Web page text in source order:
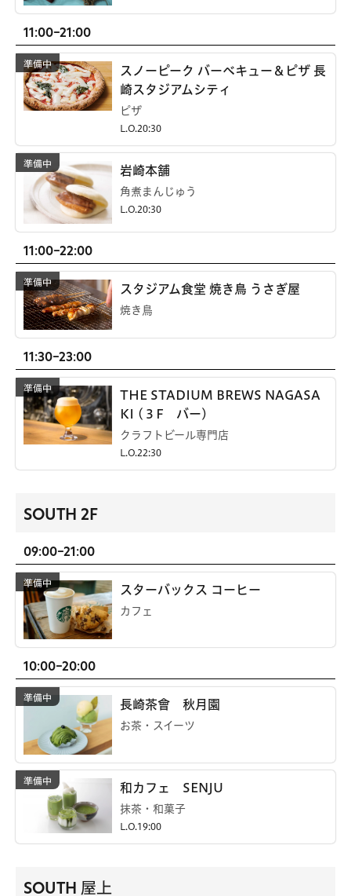
11:00-21:00
スノーピーク バーベキュー＆ピザ 長
崎スタジアムシティ
ピザ
L.O.20:30
岩崎本舗
角煮まんじゅう
L.O.20:30
11:00-22:00
スタジアム食堂 焼き鳥 うさぎ屋
焼き鳥
11:30-23:00
THE STADIUM BREWS NAGASA
KI (３F バー)
クラフトビール専門店
L.O.22:30
SOUTH 2F
09:00-21:00
スターバックス コーヒー
カフェ
10:00-20:00
長崎茶會 秋月園
お茶・スイーツ
和カフェ SENJU
抹茶・和菓子
L.O.19:00
SOUTH 屋上